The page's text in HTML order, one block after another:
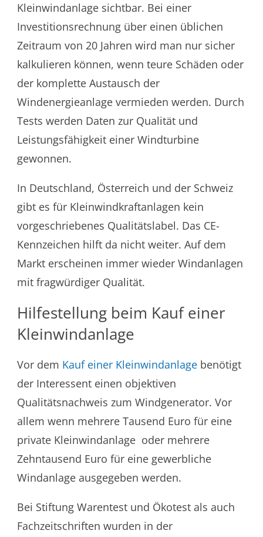
Kleinwindanlage sichtbar. Bei einer
Investitionsrechnung über einen üblichen
Zeitraum von 20 Jahren wird man nur sicher
kalkulieren können, wenn teure Schäden oder
der komplette Austausch der
Windenergieanlage vermieden werden. Durch
Tests werden Daten zur Qualität und
Leistungsfähigkeit einer Windturbine
gewonnen.
In Deutschland, Österreich und der Schweiz
gibt es für Kleinwindkraftanlagen kein
vorgeschriebenes Qualitätslabel. Das CE-
Kennzeichen hilft da nicht weiter. Auf dem
Markt erscheinen immer wieder Windanlagen
mit fragwürdiger Qualität.
Hilfestellung beim Kauf einer
Kleinwindanlage
Vor dem Kauf einer Kleinwindanlage benötigt
der Interessent einen objektiven
Qualitätsnachweis zum Windgenerator. Vor
allem wenn mehrere Tausend Euro für eine
private Kleinwindanlage oder mehrere
Zehntausend Euro für eine gewerbliche
Windanlage ausgegeben werden.
Bei Stiftung Warentest und Ökotest als auch
Fachzeitschriften wurden in der